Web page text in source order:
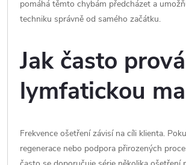
pomáhá těmto chybám předcházet a
techniku správně od samého začátku.
Jak často
lymfatickou
Frekvence ošetření závisí na cíli klienta.
regenerace nebo podpora přirozených